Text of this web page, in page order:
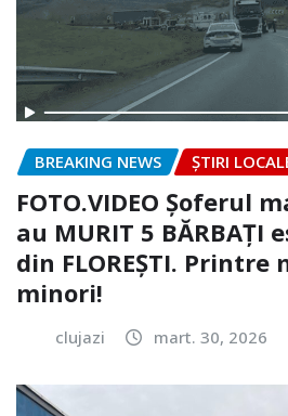
BREAKING NEWS ȘTIRI
FOTO.VIDEO Șoferul
au MURIT 5 BĂRBAȚI
din FLOREȘTI. Printre
minori!
clujazi mart. 30, 2026